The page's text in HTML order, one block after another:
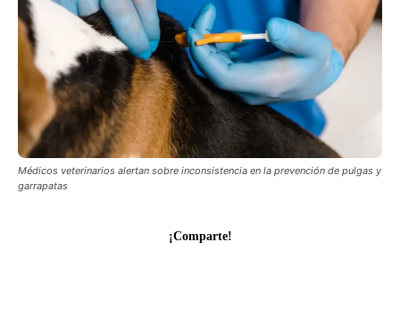
Médicos veterinarios alertan sobre inconsistencia en la prevención de pulgas y
garrapatas
¡Comparte!